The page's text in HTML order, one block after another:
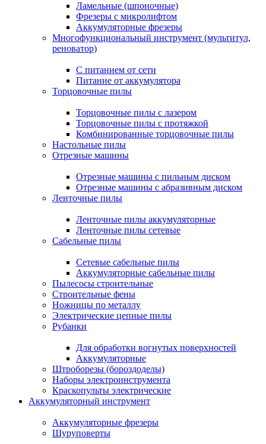
Ламельные (шпоночные)
Фрезеры с микролифтом
Аккумуляторные фрезеры
Многофункциональный инструмент (мультитул,
реноватор)
С питанием от сети
Питание от аккумулятора
Торцовочные пилы
Торцовочные пилы с лазером
Торцовочные пилы с протяжкой
Комбинированные торцовочные пилы
Настольные пилы
Отрезные машины
Отрезные машины с пильным диском
Отрезные машины с абразивным диском
Ленточные пилы
Ленточные пилы аккумуляторные
Ленточные пилы сетевые
Сабельные пилы
Сетевые сабельные пилы
Аккумуляторные сабельные пилы
Пылесосы строительные
Строительные фены
Ножницы по металлу
Электрические цепные пилы
Рубанки
Для обработки вогнутых поверхностей
Аккумуляторные
Штроборезы (бороздоделы)
Наборы электроинструмента
Краскопульты электрические
Аккумуляторный инструмент
Аккумуляторные фрезеры
Шуруповерты